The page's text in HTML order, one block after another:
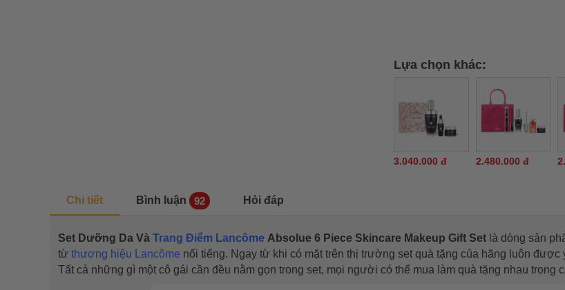
Lựa chọn khác:
3.040.000 đ 2.480.000 đ
Chi tiết Bình luận 92 Hỏi đáp
Set Dưỡng Da Và Trang Điểm Lancôme Absolue 6 Piece Skincare Makeup Gift Set là dòng sản
từ thương hiệu Lancôme nổi tiếng. Ngay từ khi có mặt trên thị trường set quà tặng của hãng luôn được
Tất cả những gì một cô gái cần đều nằm gọn trong set, mọi người có thể mua làm quà tặng nhau trong